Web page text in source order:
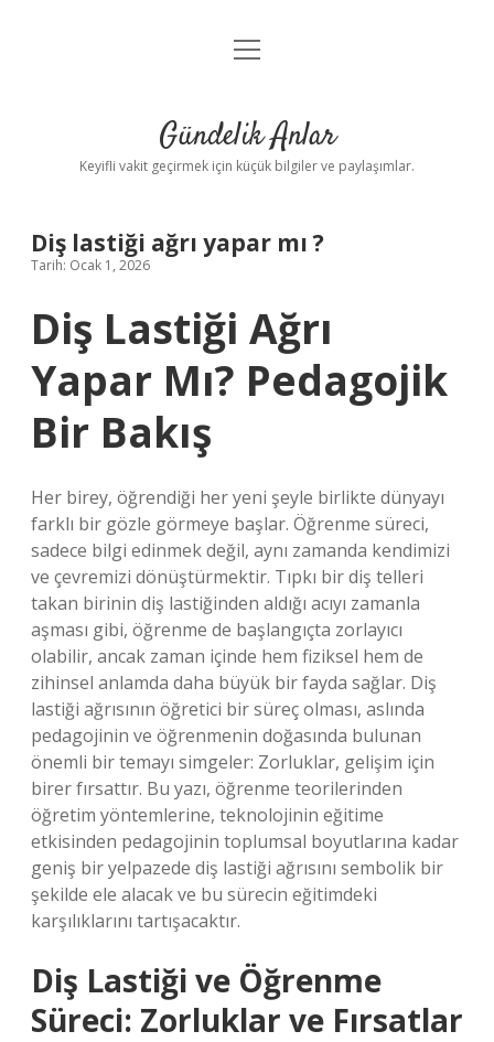
Anasayfa
Yasal Uyarı
menüyü
Gündelik Anlar
Keyifli vakit geçirmek için küçük bilgiler ve paylaşımlar.
Diş lastiği ağrı yapar mı ?
Tarih: Ocak 1, 2026
Diş Lastiği Ağrı
Yapar Mı? Pedagojik
Bir Bakış
Her birey, öğrendiği her yeni şeyle birlikte dünyayı
farklı bir gözle görmeye başlar. Öğrenme süreci,
sadece bilgi edinmek değil, aynı zamanda kendimizi
ve çevremizi dönüştürmektir. Tıpkı bir diş telleri
takan birinin diş lastiğinden aldığı acıyı zamanla
aşması gibi, öğrenme de başlangıçta zorlayıcı
olabilir, ancak zaman içinde hem fiziksel hem de
zihinsel anlamda daha büyük bir fayda sağlar. Diş
lastiği ağrısının öğretici bir süreç olması, aslında
pedagojinin ve öğrenmenin doğasında bulunan
önemli bir temayı simgeler: Zorluklar, gelişim için
birer fırsattır. Bu yazı, öğrenme teorilerinden
öğretim yöntemlerine, teknolojinin eğitime
etkisinden pedagojinin toplumsal boyutlarına kadar
geniş bir yelpazede diş lastiği ağrısını sembolik bir
şekilde ele alacak ve bu sürecin eğitimdeki
karşılıklarını tartışacaktır.
Diş Lastiği ve Öğrenme
Süreci: Zorluklar ve Fırsatlar